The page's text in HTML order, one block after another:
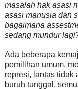
masalah hak asasi
asasi manusia dan
bagaimana
sedang mundur
Ada beberapa
pemilihan umum,
represi, lantas tidak
buruh tunggal,